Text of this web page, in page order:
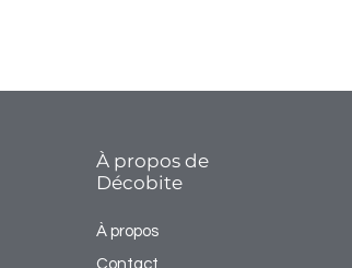
À propos de
Décobite
À propos
Contact